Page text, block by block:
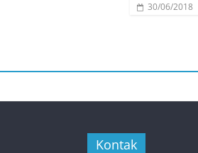
30/06/2018
Kontak